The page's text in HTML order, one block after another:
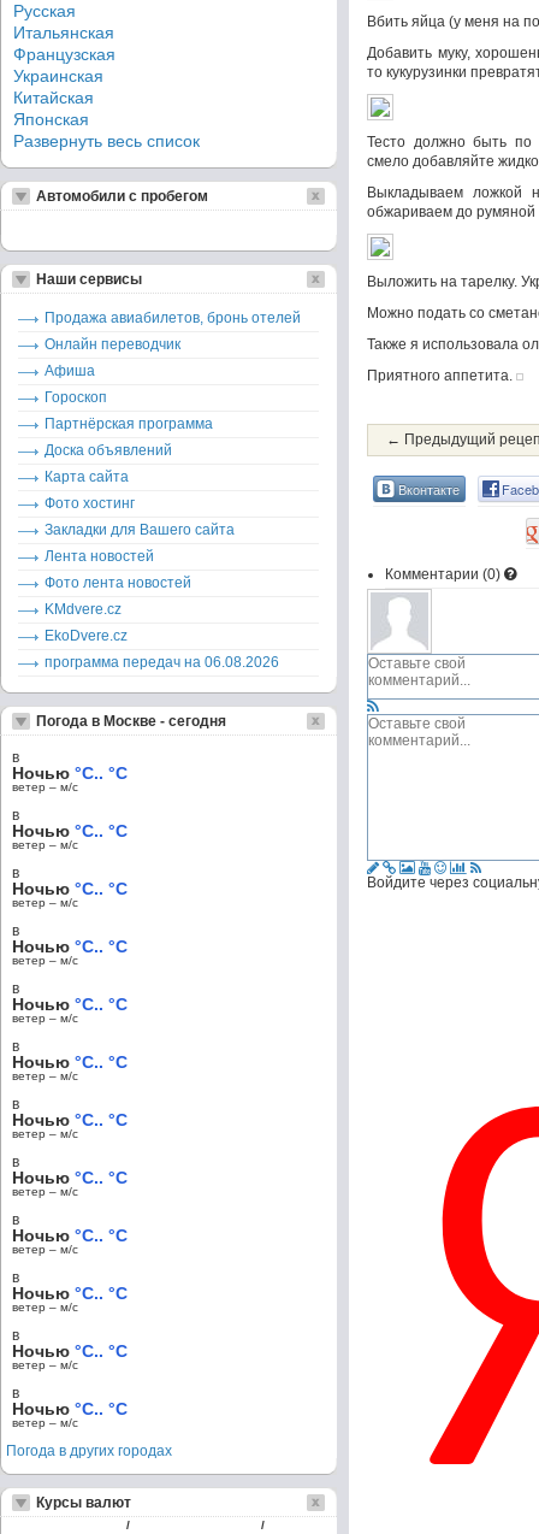
Вбить яйца (у меня на
Добавить муку,
то кукурузинки
Тесто должно быть по
смело добавляйте
Выкладываем ложкой
обжариваем до румяной
Выложить на тарелку.
Можно подать со
Также я использовала
Приятного аппетита.
← Предыдущий
Вконтакте
Комментарии (0)
Войдите через
Русская
Итальянская
Французская
Украинская
Китайская
Японская
Развернуть весь список
Автомобили с пробегом
Наши сервисы
Продажа авиабилетов, бронь отелей
Онлайн переводчик
Афиша
Гороскоп
Партнёрская программа
Доска объявлений
Карта сайта
Фото хостинг
Закладки для Вашего сайта
Лента новостей
Фото лента новостей
KMdvere.cz
EkoDvere.cz
программа передач на 06.08.2026
Погода в Москве - сегодня
в
Ночью °C.. °C
ветер – м/c
в
Ночью °C.. °C
ветер – м/c
в
Ночью °C.. °C
ветер – м/c
в
Ночью °C.. °C
ветер – м/c
в
Ночью °C.. °C
ветер – м/c
в
Ночью °C.. °C
ветер – м/c
в
Ночью °C.. °C
ветер – м/c
в
Ночью °C.. °C
ветер – м/c
в
Ночью °C.. °C
ветер – м/c
в
Ночью °C.. °C
ветер – м/c
в
Ночью °C.. °C
ветер – м/c
в
Ночью °C.. °C
ветер – м/c
Погода в других городах
Курсы валют
/ /